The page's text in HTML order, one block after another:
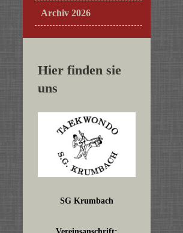
Archiv 2026
Hier finden sie
uns
SG Krumbach